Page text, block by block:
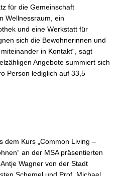
für die Gemeinschaft
Wellnessraum, ein
und eine Werkstatt für
sich die Bewohnerinnen und
in Kontakt“, sagt
Angebote summiert sich
Person lediglich auf 33,5